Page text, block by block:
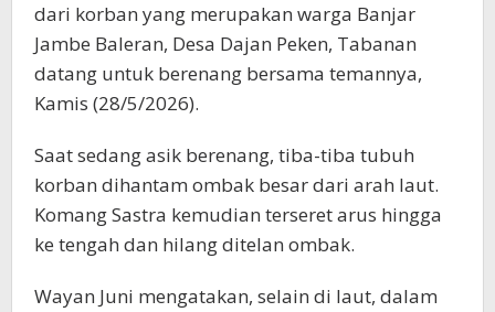
dari korban yang merupakan warga Banjar
Jambe Baleran, Desa Dajan Peken, Tabanan
datang untuk berenang bersama temannya,
Kamis (28/5/2026).
Saat sedang asik berenang, tiba-tiba tubuh
korban dihantam ombak besar dari arah laut.
Komang Sastra kemudian terseret arus hingga
ke tengah dan hilang ditelan ombak.
Wayan Juni mengatakan, selain di laut, dalam